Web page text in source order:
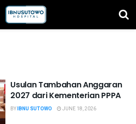
Usulan Tambahan Anggaran
2027 dari Kementerian PPPA
BYIBNU SUTOWO JUNE 18, 2026